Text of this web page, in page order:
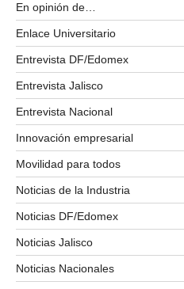
En opinión de…
Enlace Universitario
Entrevista DF/Edomex
Entrevista Jalisco
Entrevista Nacional
Innovación empresarial
Movilidad para todos
Noticias de la Industria
Noticias DF/Edomex
Noticias Jalisco
Noticias Nacionales